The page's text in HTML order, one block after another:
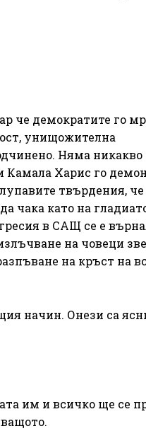
че демократите го
унищожителна
Няма никакво
Камала Харис го
твърдения,
чака като на
в САЩ се е
на човеци
на кръст на
начин. Онези са
им и всичко ще се